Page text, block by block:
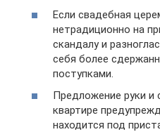
Если свадебная
нетрадиционно на
скандалу и
себя более
поступками.
Предложение руки и
квартире
находится под